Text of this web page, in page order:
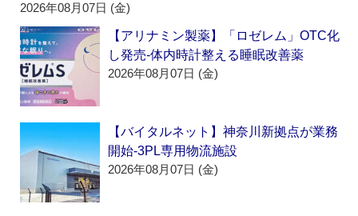
2026年08月07日 (金)
【アリナミン製薬】「ロゼレム」OTC化
し発売‐体内時計整える睡眠改善薬
2026年08月07日 (金)
【バイタルネット】神奈川新拠点が業務
開始‐3PL専用物流施設
2026年08月07日 (金)